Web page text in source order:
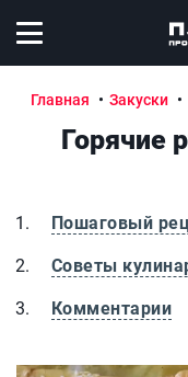
Открыть меню
Главная Закуски
Горячие
Пошаговый
Советы
Комментарии